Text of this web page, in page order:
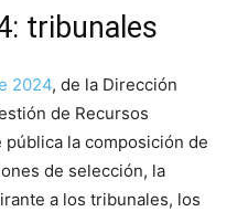
tribunales
2024, de la Dirección
de Recursos
pública la composición de
de selección, la
a los tribunales, los